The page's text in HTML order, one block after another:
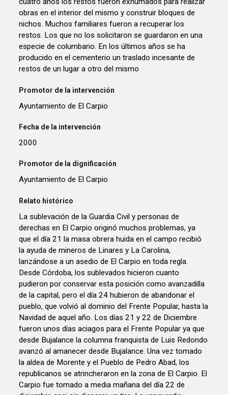
obras en el interior del mismo y construir bloques de
nichos. Muchos familiares fueron a recuperar los
restos. Los que no los solicitaron se guardaron en una
especie de columbario. En los últimos años se ha
producido en el cementerio un traslado incesante de
restos de un lugar a otro del mismo
Promotor de la intervención
Ayuntamiento de El Carpio
Fecha de la intervención
2000
Promotor de la dignificación
Ayuntamiento de El Carpio
Relato histórico
La sublevación de la Guardia Civil y personas de
derechas en El Carpio originó muchos problemas, ya
que el día 21 la masa obrera huida en el campo recibió
la ayuda de mineros de Linares y La Carolina,
lanzándose a un asedio de El Carpio en toda regla.
Desde Córdoba, los sublevados hicieron cuanto
pudieron por conservar esta posición como avanzadilla
de la capital, pero el día 24 hubieron de abandonar el
pueblo, que volvió al dominio del Frente Popular, hasta la
Navidad de aquel año. Los días 21 y 22 de Diciembre
fueron unos días aciagos para el Frente Popular ya que
desde Bujalance la columna franquista de Luis Redondo
avanzó al amanecer desde Bujalance. Una vez tomado
la aldea de Morente y el Pueblo de Pedro Abad, los
republicanos se atrincheraron en la zona de El Carpio. El
Carpio fue tomado a media mañana del día 22 de